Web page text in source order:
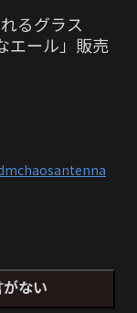
るグラス
エール」販売
ない